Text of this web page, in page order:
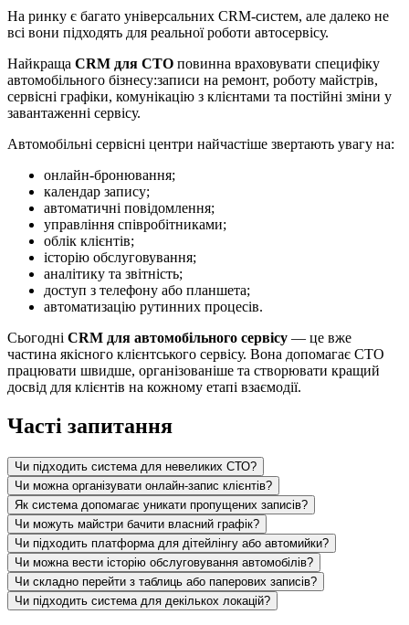
На ринку є багато універсальних CRM-систем, але далеко не
всі вони підходять для реальної роботи автосервісу.
Найкраща CRM для СТО повинна враховувати специфіку
автомобільного бізнесу:записи на ремонт, роботу майстрів,
сервісні графіки, комунікацію з клієнтами та постійні зміни у
завантаженні сервісу.
Автомобільні сервісні центри найчастіше звертають увагу на:
онлайн-бронювання;
календар запису;
автоматичні повідомлення;
управління співробітниками;
облік клієнтів;
історію обслуговування;
аналітику та звітність;
доступ з телефону або планшета;
автоматизацію рутинних процесів.
Сьогодні CRM для автомобільного сервісу — це вже
частина якісного клієнтського сервісу. Вона допомагає СТО
працювати швидше, організованіше та створювати кращий
досвід для клієнтів на кожному етапі взаємодії.
Часті запитання
Чи підходить система для невеликих СТО?
Чи можна організувати онлайн-запис клієнтів?
Як система допомагає уникати пропущених записів?
Чи можуть майстри бачити власний графік?
Чи підходить платформа для дітейлінгу або автомийки?
Чи можна вести історію обслуговування автомобілів?
Чи складно перейти з таблиць або паперових записів?
Чи підходить система для декількох локацій?